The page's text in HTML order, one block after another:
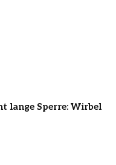
lange Sperre: Wirbel